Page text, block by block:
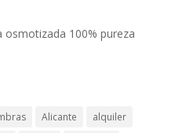
osmotizada 100% pureza
Alicante
alquiler